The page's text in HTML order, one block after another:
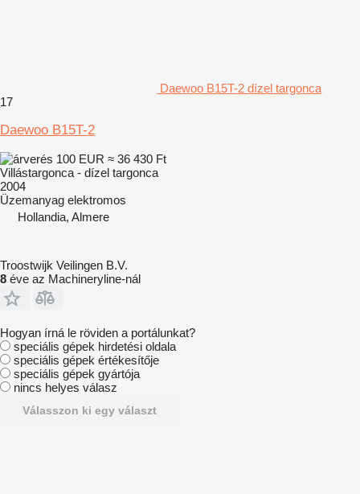
Daewoo B15T-2 dízel targonca
17
Daewoo B15T-2
100 EUR ≈ 36 430 Ft
Villástargonca - dízel targonca
2004
Üzemanyag elektromos
Hollandia, Almere
Troostwijk Veilingen B.V.
8 éve az Machineryline-nál
Hogyan írná le röviden a portálunkat?
speciális gépek hirdetési oldala
speciális gépek értékesítője
speciális gépek gyártója
nincs helyes válasz
Válasszon ki egy választ